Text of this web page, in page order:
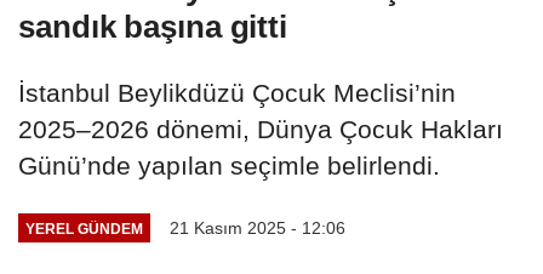
sandık başına gitti
İstanbul Beylikdüzü Çocuk Meclisi’nin
2025–2026 dönemi, Dünya Çocuk Hakları
Günü’nde yapılan seçimle belirlendi.
YEREL GÜNDEM 21 Kasım 2025 - 12:06